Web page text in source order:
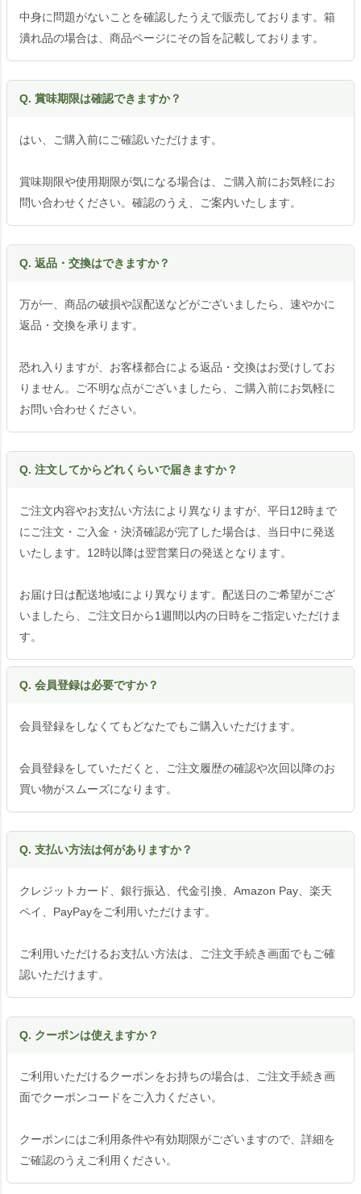
中身に問題がないことを確認したうえで販売しております。箱
潰れ品の場合は、商品ページにその旨を記載しております。
Q. 賞味期限は確認できますか？
はい、ご購入前にご確認いただけます。
賞味期限や使用期限が気になる場合は、ご購入前にお気軽にお
問い合わせください。確認のうえ、ご案内いたします。
Q. 返品・交換はできますか？
万が一、商品の破損や誤配送などがございましたら、速やかに
返品・交換を承ります。
恐れ入りますが、お客様都合による返品・交換はお受けしてお
りません。ご不明な点がございましたら、ご購入前にお気軽に
お問い合わせください。
Q. 注文してからどれくらいで届きますか？
ご注文内容やお支払い方法により異なりますが、平日12時まで
にご注文・ご入金・決済確認が完了した場合は、当日中に発送
いたします。12時以降は翌営業日の発送となります。
お届け日は配送地域により異なります。配送日のご希望がござ
いましたら、ご注文日から1週間以内の日時をご指定いただけま
す。
Q. 会員登録は必要ですか？
会員登録をしなくてもどなたでもご購入いただけます。
会員登録をしていただくと、ご注文履歴の確認や次回以降のお
買い物がスムーズになります。
Q. 支払い方法は何がありますか？
クレジットカード、銀行振込、代金引換、Amazon Pay、楽天
ペイ、PayPayをご利用いただけます。
ご利用いただけるお支払い方法は、ご注文手続き画面でもご確
認いただけます。
Q. クーポンは使えますか？
ご利用いただけるクーポンをお持ちの場合は、ご注文手続き画
面でクーポンコードをご入力ください。
クーポンにはご利用条件や有効期限がございますので、詳細を
ご確認のうえご利用ください。